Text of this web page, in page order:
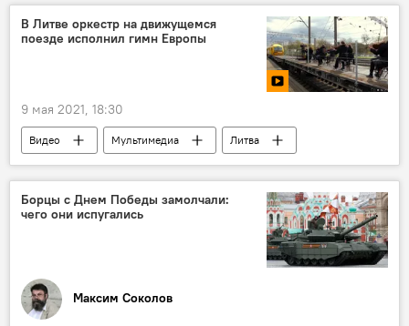
В Литве оркестр на движущемся
поезде исполнил гимн Европы
9 мая 2021, 18:30
Видео Мультимедиа
Литва
Европа
ЛЖД День Победы в Литве
Борцы с Днем Победы замолчали:
чего они испугались
Максим Соколов